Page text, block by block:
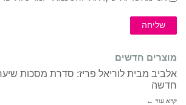
שליחה
מוצרים חדשים
אלביב מבית לוריאל פריז: סדרת מסכות
חדשה
קרא עוד ←